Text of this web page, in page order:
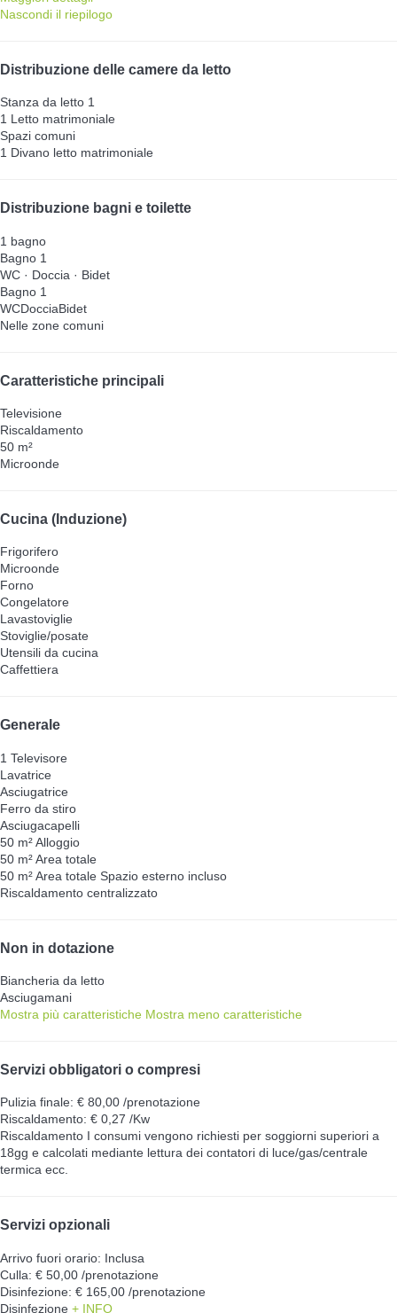
Nascondi il riepilogo
Distribuzione delle camere da letto
Stanza da letto 1
1 Letto matrimoniale
Spazi comuni
1 Divano letto matrimoniale
Distribuzione bagni e toilette
1 bagno
Bagno 1
WC · Doccia · Bidet
Bagno 1
WCDocciaBidet
Nelle zone comuni
Caratteristiche principali
Televisione
Riscaldamento
50 m²
Microonde
Cucina (Induzione)
Frigorifero
Microonde
Forno
Congelatore
Lavastoviglie
Stoviglie/posate
Utensili da cucina
Caffettiera
Generale
1 Televisore
Lavatrice
Asciugatrice
Ferro da stiro
Asciugacapelli
50 m² Alloggio
50 m² Area totale
50 m² Area totale Spazio esterno incluso
Riscaldamento centralizzato
Non in dotazione
Biancheria da letto
Asciugamani
Mostra più caratteristiche Mostra meno caratteristiche
Servizi obbligatori o compresi
Pulizia finale: € 80,00 /prenotazione
Riscaldamento: € 0,27 /Kw
Riscaldamento I consumi vengono richiesti per soggiorni superiori a
18gg e calcolati mediante lettura dei contatori di luce/gas/centrale
termica ecc.
Servizi opzionali
Arrivo fuori orario: Inclusa
Culla: € 50,00 /prenotazione
Disinfezione: € 165,00 /prenotazione
Disinfezione + INFO